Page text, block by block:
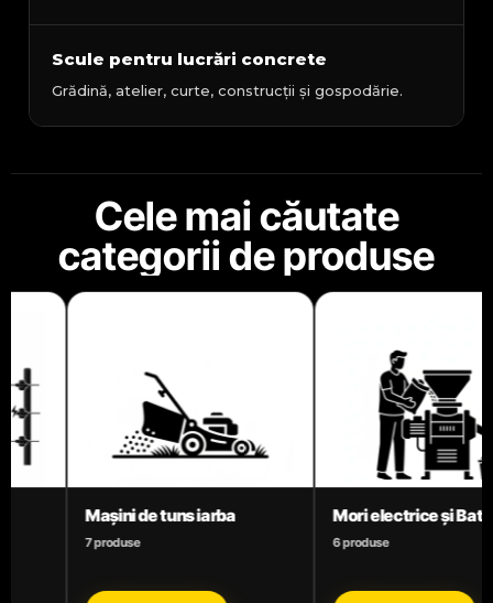
Scule pentru lucrări concrete
Grădină, atelier, curte, construcții și gospodărie.
Cele mai căutate
categorii de produse
Mori electrice și Batoze
6 produse
Motoare termice
3 produse